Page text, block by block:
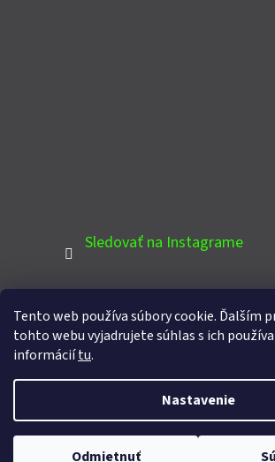
Tento web používa súbory cookie. Ďalším
tohto webu vyjadrujete súhlas s ich
informáciítu.
Nastavenie
Odmietnuť
Sledovať na Instagrame
PINTEREST
Vytvoril Shoptet
Copyright 2026Domcek-